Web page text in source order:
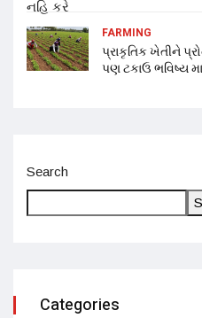
FARMING
પ્રાકૃતિક ખેતીને
પણ ટકાઉ ભવિષ્ય
Search
Categories